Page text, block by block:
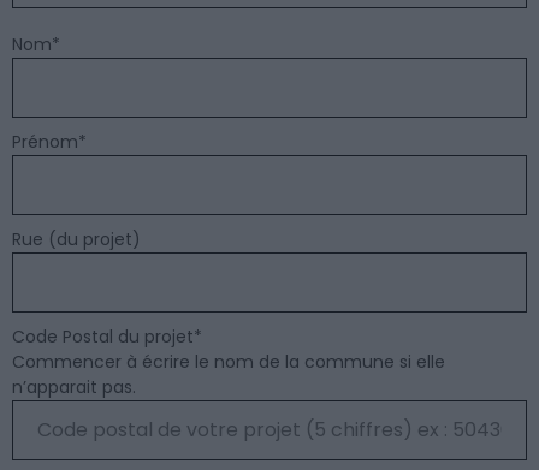
Nom*
Prénom*
Rue (du projet)
Code Postal du projet*
Commencer à écrire le nom de la commune si elle
n’apparait pas.